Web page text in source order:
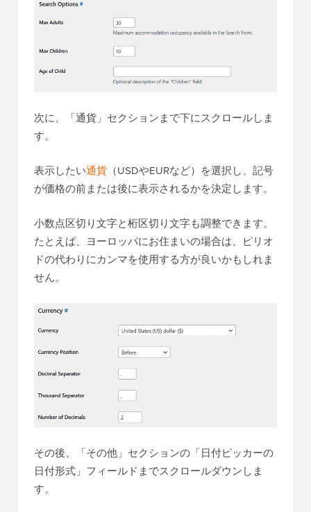
次に、「通貨」セクションまで下にスクロールしま
す。
表示したい通貨 （USDやEURなど）を選択し、記号
が価格の前または後に表示されるかを決定します。
小数点区切り文字と桁区切り文字も調整できます。
たとえば、ヨーロッパにお住まいの場合は、ピリオ
ドの代わりにカンマを使用する方が良いかもしれま
せん。
その後、「その他」セクションの「日付ピッカーの
日付形式」フィールドまでスクロールダウンしま
す。